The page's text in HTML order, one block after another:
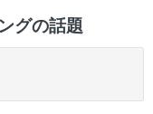
グの話題